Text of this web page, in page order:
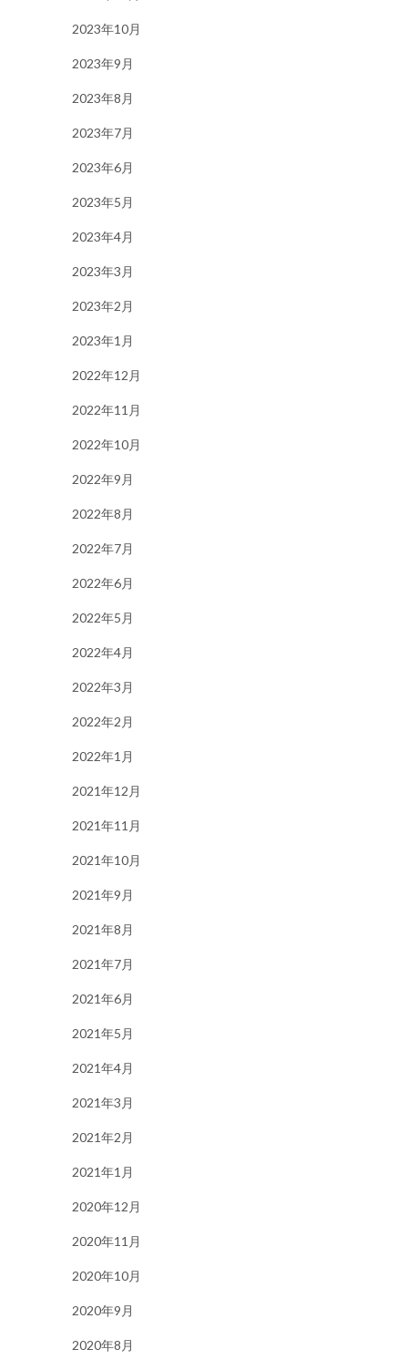
2023年10月
2023年9月
2023年8月
2023年7月
2023年6月
2023年5月
2023年4月
2023年3月
2023年2月
2023年1月
2022年12月
2022年11月
2022年10月
2022年9月
2022年8月
2022年7月
2022年6月
2022年5月
2022年4月
2022年3月
2022年2月
2022年1月
2021年12月
2021年11月
2021年10月
2021年9月
2021年8月
2021年7月
2021年6月
2021年5月
2021年4月
2021年3月
2021年2月
2021年1月
2020年12月
2020年11月
2020年10月
2020年9月
2020年8月